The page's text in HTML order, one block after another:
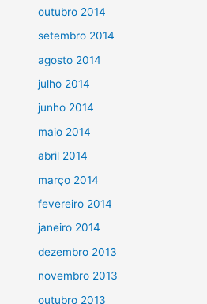
outubro 2014
setembro 2014
agosto 2014
julho 2014
junho 2014
maio 2014
abril 2014
março 2014
fevereiro 2014
janeiro 2014
dezembro 2013
novembro 2013
outubro 2013